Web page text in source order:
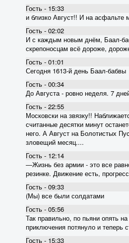
Гость - 15:33
и близко Август!! И на асфальте
Гость - 02:02
И с каждым новым днём, Баал-
скрепоносцам всё дороже,
Гость - 01:01
Сегодня 1613-й день Баал-бабвы
Гость - 00:34
До Августа - ровно неделя. 7
Гость - 22:55
Московски на звязку!!
считанные десятки минут
него. А Август на Болотистых
зловещий месяц....
Гость - 12:14
―Жизнь без армии - это все
резинке. Движение есть,
Гость - 09:33
(Мы) все были солдатами
Гость - 05:56
Так правильно, по пьяни опять
приключения потянуло и теперь
Гость - 15:33